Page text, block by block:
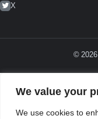
We value your
We use cookies to
X
©